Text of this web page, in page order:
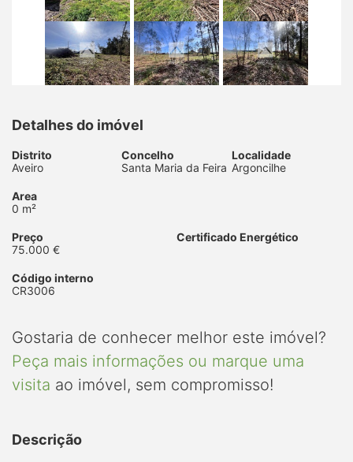
Detalhes do imóvel
Distrito
Aveiro
Concelho
Santa Maria da Feira
Localidade
Argoncilhe
Area
0 m²
Preço
75.000 €
Certificado Energético
Código interno
CR3006
Gostaria de conhecer melhor este imóvel?
Peça mais informações ou marque uma
visita ao imóvel, sem compromisso!
Descrição